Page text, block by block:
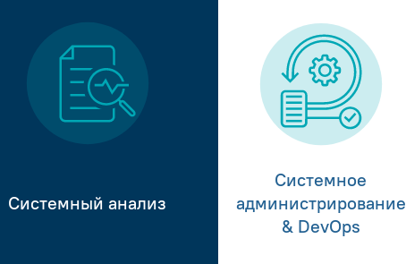
Системный анализ
Системное
администрирование
& DevOps